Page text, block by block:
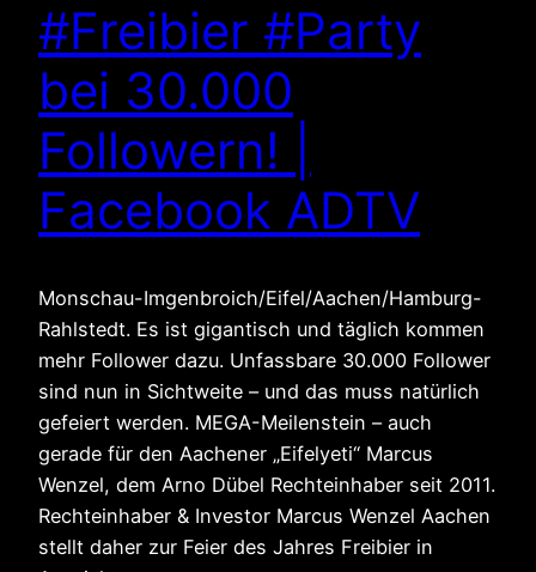
#Freibier #Party
bei 30.000
Followern! |
Facebook ADTV
Monschau-Imgenbroich/Eifel/Aachen/Hamburg-
Rahlstedt. Es ist gigantisch und täglich kommen
mehr Follower dazu. Unfassbare 30.000 Follower
sind nun in Sichtweite – und das muss natürlich
gefeiert werden. MEGA-Meilenstein – auch
gerade für den Aachener „Eifelyeti“ Marcus
Wenzel, dem Arno Dübel Rechteinhaber seit 2011.
Rechteinhaber & Investor Marcus Wenzel Aachen
stellt daher zur Feier des Jahres Freibier in